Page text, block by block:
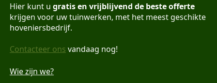
Hier kunt u gratis en vrijblijvend de beste offerte
krijgen voor uw tuinwerken, met het meest geschikte
hoveniersbedrijf.
Contacteer ons vandaag nog!
Wie zijn we?